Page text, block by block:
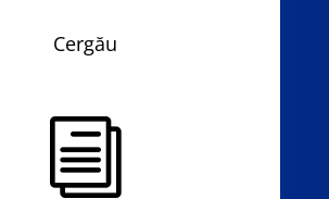
Cergău
i